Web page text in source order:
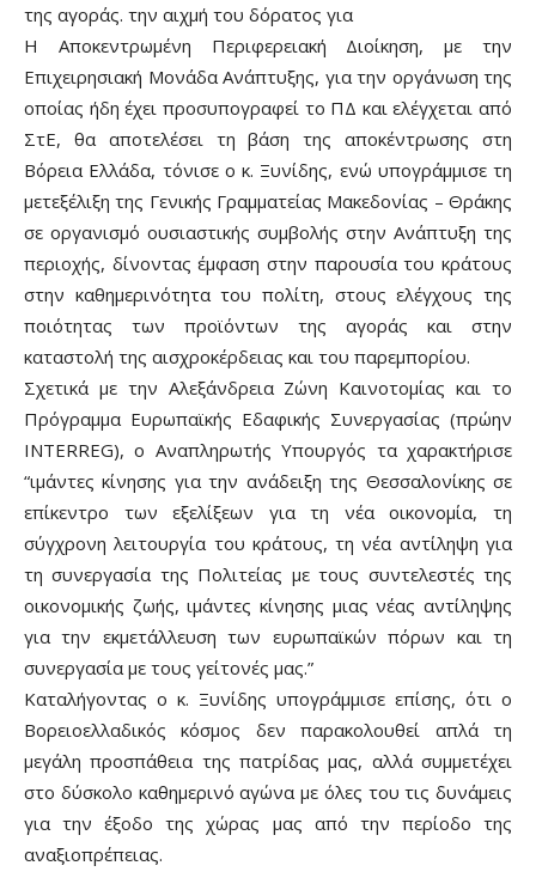
της αγοράς. την αιχμή του δόρατος για
Η Αποκεντρωμένη Περιφερειακή Διοίκηση, με την
Επιχειρησιακή Μονάδα Ανάπτυξης, για την οργάνωση της
οποίας ήδη έχει προσυπογραφεί το ΠΔ και ελέγχεται από
ΣτΕ, θα αποτελέσει τη βάση της αποκέντρωσης στη
Βόρεια Ελλάδα, τόνισε ο κ. Ξυνίδης, ενώ υπογράμμισε τη
μετεξέλιξη της Γενικής Γραμματείας Μακεδονίας – Θράκης
σε οργανισμό ουσιαστικής συμβολής στην Ανάπτυξη της
περιοχής, δίνοντας έμφαση στην παρουσία του κράτους
στην καθημερινότητα του πολίτη, στους ελέγχους της
ποιότητας των προϊόντων της αγοράς και στην
καταστολή της αισχροκέρδειας και του παρεμπορίου.
Σχετικά με την Αλεξάνδρεια Ζώνη Καινοτομίας και το
Πρόγραμμα Ευρωπαϊκής Εδαφικής Συνεργασίας (πρώην
INTERREG), ο Αναπληρωτής Υπουργός τα χαρακτήρισε
“ιμάντες κίνησης για την ανάδειξη της Θεσσαλονίκης σε
επίκεντρο των εξελίξεων για τη νέα οικονομία, τη
σύγχρονη λειτουργία του κράτους, τη νέα αντίληψη για
τη συνεργασία της Πολιτείας με τους συντελεστές της
οικονομικής ζωής, ιμάντες κίνησης μιας νέας αντίληψης
για την εκμετάλλευση των ευρωπαϊκών πόρων και τη
συνεργασία με τους γείτονές μας.”
Καταλήγοντας ο κ. Ξυνίδης υπογράμμισε επίσης, ότι ο
Βορειοελλαδικός κόσμος δεν παρακολουθεί απλά τη
μεγάλη προσπάθεια της πατρίδας μας, αλλά συμμετέχει
στο δύσκολο καθημερινό αγώνα με όλες του τις δυνάμεις
για την έξοδο της χώρας μας από την περίοδο της
αναξιοπρέπειας.